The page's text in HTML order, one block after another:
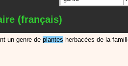
(français)
un genre de plantes herbacées de la